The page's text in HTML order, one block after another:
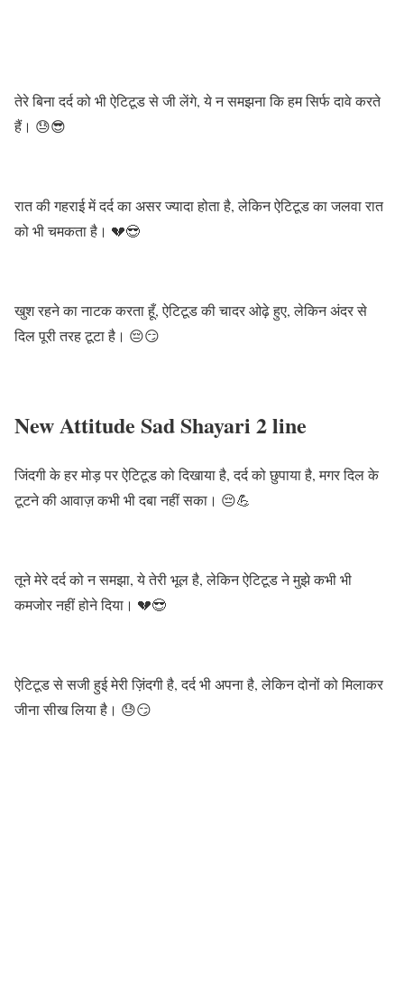
तेरे बिना दर्द को भी ऐटिटूड से जी लेंगे, ये न समझना कि हम सिर्फ दावे करते
हैं। 😓😎
रात की गहराई में दर्द का असर ज्यादा होता है, लेकिन ऐटिटूड का जलवा रात
को भी चमकता है। 💔😎
खुश रहने का नाटक करता हूँ, ऐटिटूड की चादर ओढ़े हुए, लेकिन अंदर से
दिल पूरी तरह टूटा है। 😔😏
New Attitude Sad Shayari 2 line
जिंदगी के हर मोड़ पर ऐटिटूड को दिखाया है, दर्द को छुपाया है, मगर दिल के
टूटने की आवाज़ कभी भी दबा नहीं सका। 😔💪
तूने मेरे दर्द को न समझा, ये तेरी भूल है, लेकिन ऐटिटूड ने मुझे कभी भी
कमजोर नहीं होने दिया। 💔😎
ऐटिटूड से सजी हुई मेरी ज़िंदगी है, दर्द भी अपना है, लेकिन दोनों को मिलाकर
जीना सीख लिया है। 😓😏